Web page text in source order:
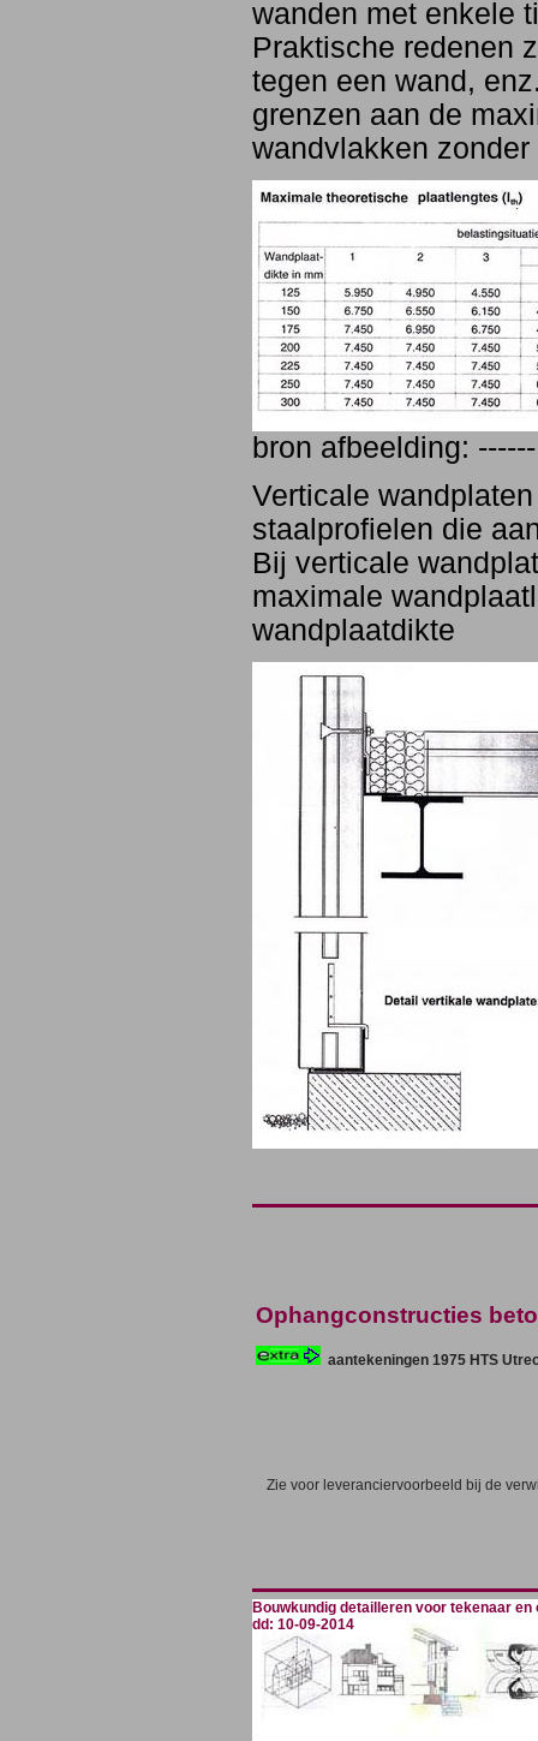
wanden met enkele
Praktische redenen
tegen een wand,
grenzen aan de
wandvlakken
bron afbeelding: ------
Verticale
staalprofielen die
Bij verticale
maximale
wandplaatdikte
Ophangconstructies
aantekeningen 1975 HTS
Zie voor leveranciervoorbeeld bij de
Bouwkundig detailleren voor tekenaar en
dd: 10-09-2014